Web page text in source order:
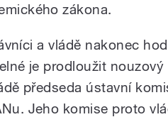
zákona.
a vládě nakonec
je prodloužit
předseda ústavní
Jeho komise proto